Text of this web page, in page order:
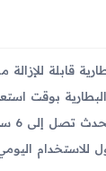
ساعة
اليومي